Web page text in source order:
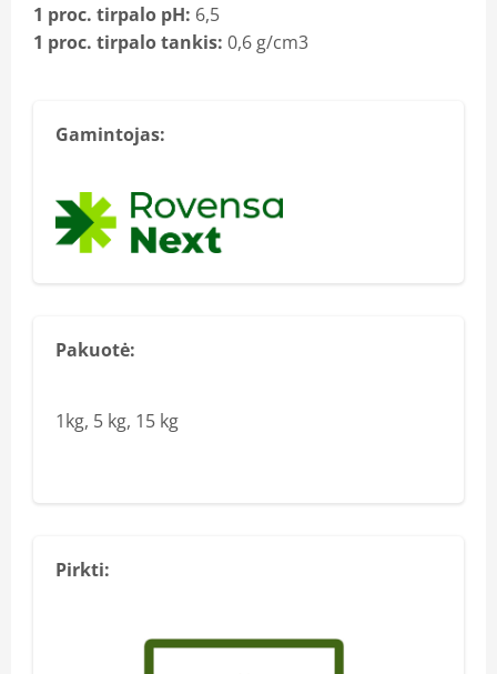
1 proc. tirpalo pH: 6,5
1 proc. tirpalo tankis: 0,6 g/cm3
Gamintojas:
Pakuotė:
1kg, 5 kg, 15 kg
Pirkti: